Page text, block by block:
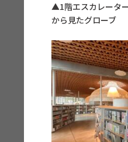
▲1階エスカ
から見たグローブ